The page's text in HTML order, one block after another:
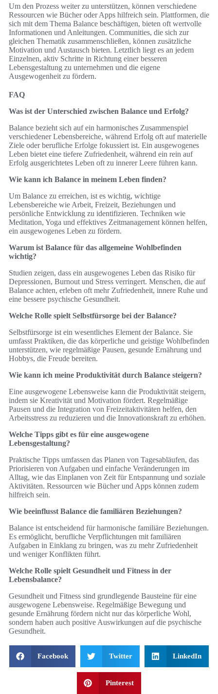
Um den Prozess weiter zu unterstützen, können verschiedene
Ressourcen wie Bücher oder Apps hilfreich sein. Plattformen, die
sich mit dem Thema Balance beschäftigen, bieten oft wertvolle
Informationen und Anleitungen. Communities, die sich zur
gleichen Thematik zusammenschließen, können zusätzliche
Motivation und Austausch bieten. Letztlich liegt es an jedem
Einzelnen, aktiv Schritte in Richtung einer besseren
Lebensgestaltung zu unternehmen und die eigene
Ausgewogenheit zu fördern.
FAQ
Was ist der Unterschied zwischen Balance und Erfolg?
Balance bezieht sich auf ein harmonisches Zusammenspiel
verschiedener Lebensbereiche, während Erfolg oft auf materielle
Ziele oder berufliche Erfolge fokussiert ist. Ein ausgewogenes
Leben bietet eine tiefere Zufriedenheit, während ein rein auf
Erfolg ausgerichtetes Leben oft zu innerer Leere führen kann.
Wie kann ich Balance in meinem Leben finden?
Um Balance zu erreichen, ist es wichtig, wichtige
Lebensbereiche wie Arbeit, Freizeit, Beziehungen und
persönliche Entwicklung zu identifizieren. Techniken wie
Meditation, Yoga und effektives Zeitmanagement können helfen,
ein ausgewogenes Leben zu fördern.
Warum ist Balance für das allgemeine Wohlbefinden
wichtig?
Studien zeigen, dass ein ausgewogenes Leben das Risiko für
Depressionen, Burnout und Stress verringert. Menschen, die auf
Balance achten, erleben oft mehr Zufriedenheit, innere Ruhe und
eine bessere psychische Gesundheit.
Welche Rolle spielt Selbstfürsorge bei der Balance?
Selbstfürsorge ist ein wesentliches Element der Balance. Sie
umfasst Praktiken, die das körperliche und geistige Wohlbefinden
unterstützen, wie regelmäßige Pausen, gesunde Ernährung und
Hobbys, die Freude bereiten.
Wie kann ich meine Produktivität durch Balance steigern?
Eine ausgewogene Lebensweise kann die Produktivität steigern,
indem sie Kreativität und Motivation fördert. Regelmäßige
Pausen und die Integration von Freizeitaktivitäten helfen, den
Arbeitsstress zu reduzieren und die Innovationskraft zu erhöhen.
Welche Tipps gibt es für eine ausgewogene
Lebensgestaltung?
Praktische Tipps umfassen das Planen von Tagesabläufen, das
Priorisieren von Aufgaben und einfache Veränderungen im
Alltag, wie das Einplanen von Zeit für Entspannung und soziale
Aktivitäten. Ressourcen wie Bücher und Apps können zudem
hilfreich sein.
Wie beeinflusst Balance die familiären Beziehungen?
Balance ist entscheidend für harmonische familiäre Beziehungen.
Es ermöglicht, berufliche Verpflichtungen mit familiären
Aufgaben in Einklang zu bringen, was zu mehr Zufriedenheit
und weniger Konflikten führt.
Welche Rolle spielt Gesundheit und Fitness in der
Lebensbalance?
Gesundheit und Fitness sind grundlegende Bausteine für eine
ausgewogene Lebensweise. Regelmäßige Bewegung und
gesunde Ernährung fördern nicht nur das körperliche Wohl,
sondern haben auch positive Auswirkungen auf die psychische
Gesundheit.
Facebook Twitter LinkedIn
Pinterest